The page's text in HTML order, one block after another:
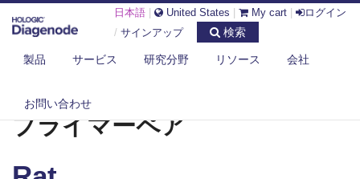
日本語 United States My cart
ログイン
/ サインアップ 検索
製品 サービス 研究分野 リソース 会社
お問い合わせ
プライマーペア